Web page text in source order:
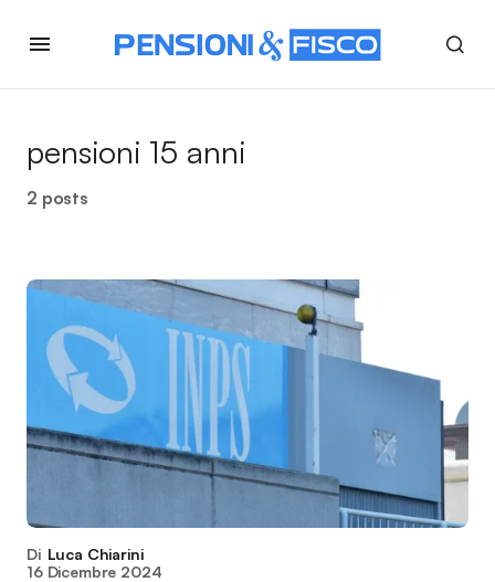
pensioni 15 anni
2 posts
Di Luca Chiarini
16 Dicembre 2024